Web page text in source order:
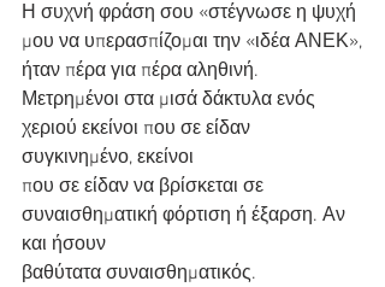
Η συχνή φράση σου «στέγνωσε η ψυχή
μου να υπερασπίζομαι την «ιδέα ΑΝΕΚ»,
ήταν πέρα για πέρα αληθινή.
Μετρημένοι στα μισά δάκτυλα ενός
χεριού εκείνοι που σε είδαν
συγκινημένο, εκείνοι
που σε είδαν να βρίσκεται σε
συναισθηματική φόρτιση ή έξαρση. Αν
και ήσουν
βαθύτατα συναισθηματικός.